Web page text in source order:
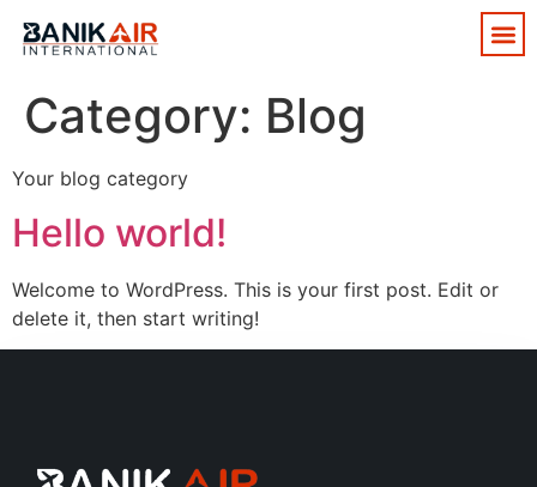
Category: Blog
Your blog category
Hello world!
Welcome to WordPress. This is your first post. Edit or
delete it, then start writing!